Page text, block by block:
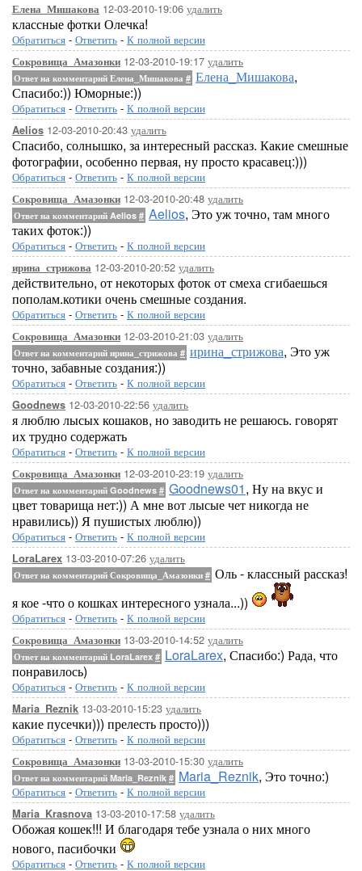
Елена_Мишакова 12-03-2010-19:06 удалить
классные фотки Олечка!
Обратиться - Ответить - К полной версии
Сокровища_Амазонки 12-03-2010-19:17 удалить
Ответ на комментарий Елена_Мишакова # Елена_Мишакова,
Спасибо:)) Юморные:))
Обратиться - Ответить - К полной версии
Aelios 12-03-2010-20:43 удалить
Спасибо, солнышко, за интересный рассказ. Какие смешные
фотографии, особенно первая, ну просто красавец:)))
Обратиться - Ответить - К полной версии
Сокровища_Амазонки 12-03-2010-20:48 удалить
Ответ на комментарий Aelios # Aelios, Это уж точно, там много
таких фоток:))
Обратиться - Ответить - К полной версии
ирина_стрижова 12-03-2010-20:52 удалить
действительно, от некоторых фоток от смеха сгибаешься
пополам.котики очень смешные создания.
Обратиться - Ответить - К полной версии
Сокровища_Амазонки 12-03-2010-21:03 удалить
Ответ на комментарий ирина_стрижова # ирина_стрижова, Это уж
точно, забавные создания:))
Обратиться - Ответить - К полной версии
Goodnews 12-03-2010-22:56 удалить
я люблю лысых кошаков, но заводить не решаюсь. говорят
их трудно содержать
Обратиться - Ответить - К полной версии
Сокровища_Амазонки 12-03-2010-23:19 удалить
Ответ на комментарий Goodnews # Goodnews01, Ну на вкус и
цвет товарища нет:)) А мне вот лысые чет никогда не
нравились)) Я пушистых люблю))
Обратиться - Ответить - К полной версии
LoraLarex 13-03-2010-07:26 удалить
Ответ на комментарий Сокровища_Амазонки # Оль - классный рассказ!
я кое -что о кошках интересного узнала...))
Обратиться - Ответить - К полной версии
Сокровища_Амазонки 13-03-2010-14:52 удалить
Ответ на комментарий LoraLarex # LoraLarex, Спасибо:) Рада, что
понравилось)
Обратиться - Ответить - К полной версии
Maria_Reznik 13-03-2010-15:23 удалить
какие пусечки))) прелесть просто)))
Обратиться - Ответить - К полной версии
Сокровища_Амазонки 13-03-2010-15:30 удалить
Ответ на комментарий Maria_Reznik # Maria_Reznik, Это точно:)
Обратиться - Ответить - К полной версии
Maria_Krasnova 13-03-2010-17:58 удалить
Обожая кошек!!! И благодаря тебе узнала о них много
нового, пасибочки
Обратиться - Ответить - К полной версии